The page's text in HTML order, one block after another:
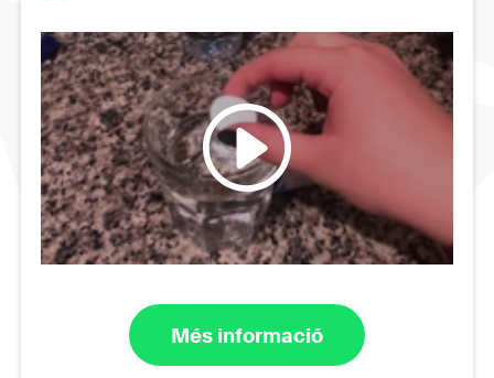
Més informació